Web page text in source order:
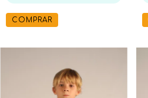
COMPRAR